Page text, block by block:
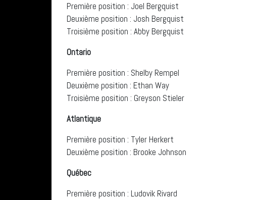
Première position : Joel Bergquist
Deuxième position : Josh Bergquist
Troisième position : Abby Bergquist
Ontario
Première position : Shelby Rempel
Deuxième position : Ethan Way
Troisième position : Greyson Stieler
Atlantique
Première position : Tyler Herkert
Deuxième position : Brooke Johnson
Québec
Première position : Ludovik Rivard